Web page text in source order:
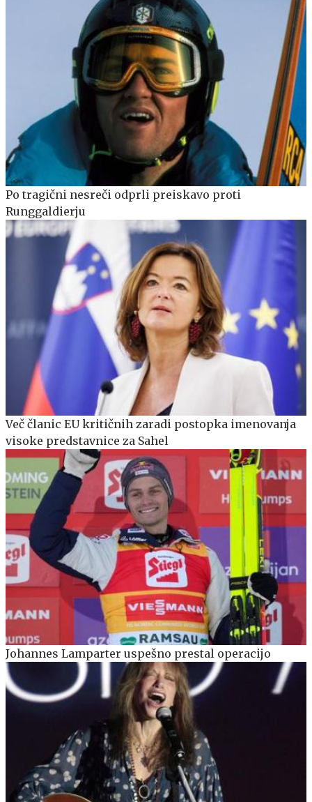
Po tragični nesreči odprli preiskavo proti
Runggaldierju
Več članic EU kritičnih zaradi postopka imenovanja
visoke predstavnice za Sahel
Johannes Lamparter uspešno prestal operacijo